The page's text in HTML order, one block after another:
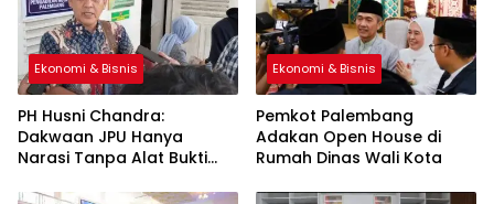
Ekonomi & Bisnis
PH Husni Chandra:
Dakwaan JPU Hanya
Narasi Tanpa Alat Bukti
Ekonomi & Bisnis
Pemkot Palembang
Adakan Open House di
Rumah Dinas Wali Kota